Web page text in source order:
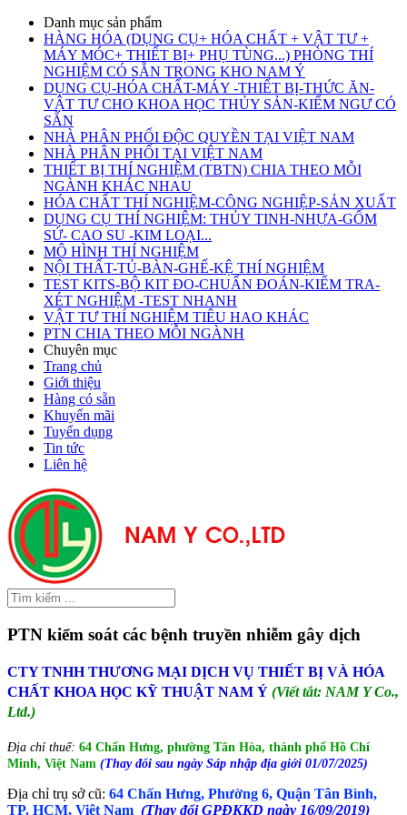
Danh mục sản phẩm
HÀNG HÓA (DỤNG CỤ+ HÓA CHẤT + VẬT TƯ +
MÁY MÓC+ THIẾT BỊ+ PHỤ TÙNG...) PHÒNG THÍ
NGHIỆM CÓ SẴN TRONG KHO NAM Ý
DỤNG CỤ-HÓA CHẤT-MÁY -THIẾT BỊ-THỨC ĂN-
VẬT TƯ CHO KHOA HỌC THỦY SẢN-KIỂM NGƯ CÓ
SẴN
NHÀ PHÂN PHỐI ĐỘC QUYỀN TẠI VIỆT NAM
NHÀ PHÂN PHỐI TẠI VIỆT NAM
THIẾT BỊ THÍ NGHIỆM (TBTN) CHIA THEO MỖI
NGÀNH KHÁC NHAU
HÓA CHẤT THÍ NGHIỆM-CÔNG NGHIỆP-SẢN XUẤT
DỤNG CỤ THÍ NGHIỆM: THỦY TINH-NHỰA-GỐM
SỨ- CAO SU -KIM LOẠI...
MÔ HÌNH THÍ NGHIỆM
NỘI THẤT-TỦ-BÀN-GHẾ-KỆ THÍ NGHIỆM
TEST KITS-BỘ KIT ĐO-CHUẨN ĐOÁN-KIỂM TRA-
XÉT NGHIỆM -TEST NHANH
VẬT TƯ THÍ NGHIỆM TIÊU HAO KHÁC
PTN CHIA THEO MỖI NGÀNH
Chuyên mục
Trang chủ
Giới thiệu
Hàng có sẵn
Khuyến mãi
Tuyển dụng
Tin tức
Liên hệ
PTN kiểm soát các bệnh truyền nhiễm gây dịch
CTY TNHH THƯƠNG MẠI DỊCH VỤ THIẾT BỊ VÀ HÓA
CHẤT KHOA HỌC KỸ THUẬT NAM Ý (Viết tắt: NAM Y Co.,
Ltd.)
Địa chỉ thuế: 64 Chấn Hưng, phường Tân Hòa, thành phố Hồ Chí
Minh, Việt Nam (Thay đổi sau ngày Sáp nhập địa giới 01/07/2025)
Địa chỉ trụ sở cũ: 64 Chấn Hưng, Phường 6, Quận Tân Bình,
TP. HCM, Việt Nam (Thay đổi GPĐKKD ngày 16/09/2019)